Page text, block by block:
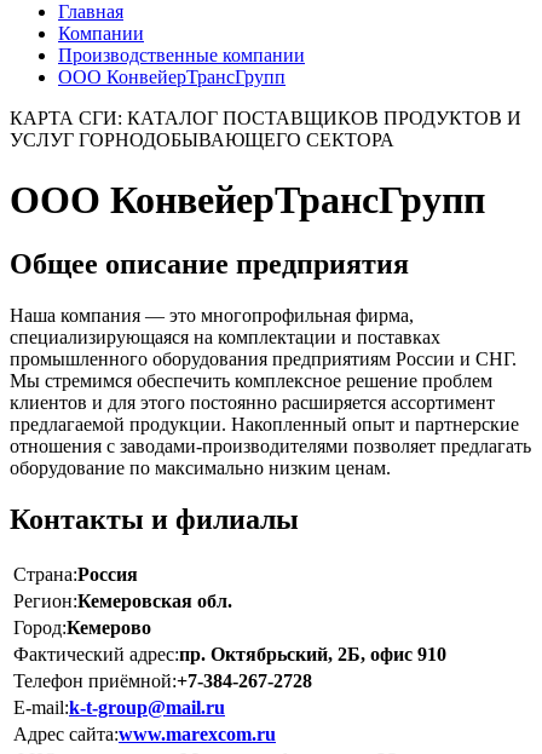
Главная
Компании
Производственные компании
ООО КонвейерТрансГрупп
КАРТА СГИ: КАТАЛОГ ПОСТАВЩИКОВ ПРОДУКТОВ И
УСЛУГ ГОРНОДОБЫВАЮЩЕГО СЕКТОРА
ООО КонвейерТрансГрупп
Общее описание предприятия
Наша компания — это многопрофильная фирма,
специализирующаяся на комплектации и поставках
промышленного оборудования предприятиям России и СНГ.
Мы стремимся обеспечить комплексное решение проблем
клиентов и для этого постоянно расширяется ассортимент
предлагаемой продукции. Накопленный опыт и партнерские
отношения с заводами-производителями позволяет предлагать
оборудование по максимально низким ценам.
Контакты и филиалы
Страна:Россия
Регион:Кемеровская обл.
Город:Кемерово
Фактический адрес:пр. Октябрьский, 2Б, офис 910
Телефон приёмной:+7-384-267-2728
E-mail:k-t-group@mail.ru
Адрес сайта:www.marexcom.ru